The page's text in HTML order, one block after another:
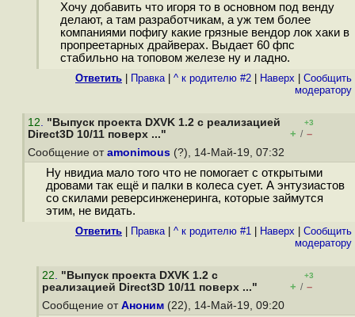
Хочу добавить что игоря то в основном под венду
делают, а там разработчикам, а уж тем более
компаниями пофигу какие грязные вендор лок хаки в
пропреетарных драйверах. Выдает 60 фпс
стабильно на топовом железе ну и ладно.
Ответить Правка| ^ к родителю #2 Наверх
Cообщить
модератору
12. "Выпуск проекта DXVK 1.2 с реализацией
Direct3D 10/11 поверх ..."
+3
+ / –
Сообщение от amonimous (?), 14-Май-19, 07:32
Ну нвидиа мало того что не помогает с открытыми
дровами так ещё и палки в колеса сует. А энтузиастов
со скилами реверсинженеринга, которые займутся
этим, не видать.
Ответить Правка| ^ к родителю #1 Наверх
Cообщить
модератору
22. "Выпуск проекта DXVK 1.2 с
реализацией Direct3D 10/11 поверх ..."
+3
+ / –
Сообщение от Аноним (22), 14-Май-19, 09:20